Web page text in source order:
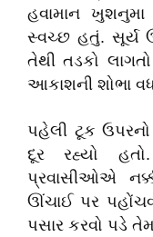
હવામાન
સ્વચ્છ હતું. સૂર્ય
તેથી તડકો
આકાશની શોભા
પહેલી ટૂક
દૂર રહ્યો
પ્રવાસીઓએ
ઊંચાઈ પર
પસાર કરવો પડે